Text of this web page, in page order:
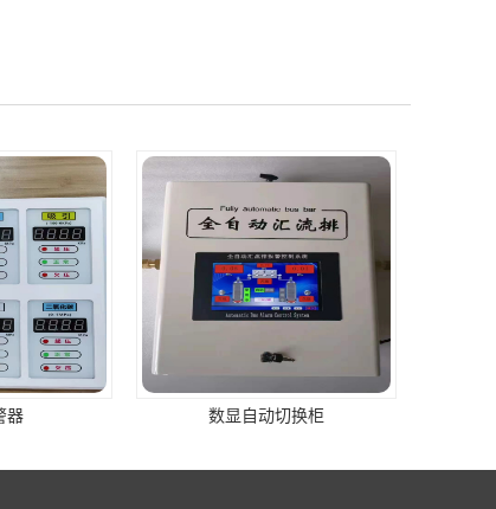
换柜 数显气体报警器